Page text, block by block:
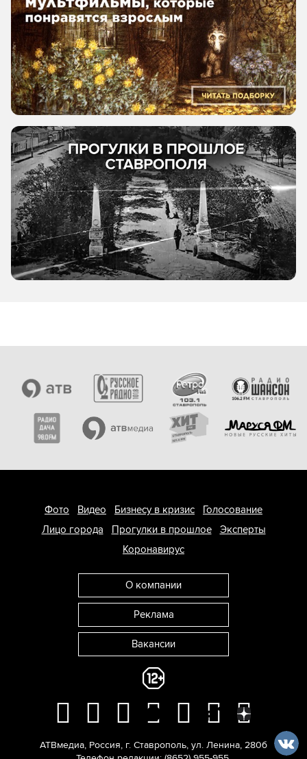
Фото Видео Бизнесу в кризис
Голосование
Лицо города
Прогулки в прошлое
Эксперты
Коронавирус
О компании
Реклама
Вакансии
АТВмедиа, Россия, г. Ставрополь, ул. Ленина, 280б